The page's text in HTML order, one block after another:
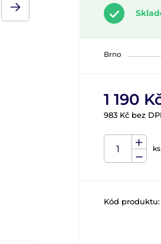
Brno
1 190
983 Kč bez
ks
Kód produktu: